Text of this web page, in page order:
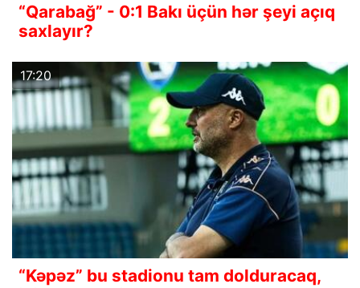
“Qarabağ” - 0:1 Bakı üçün hər şeyi açıq
saxlayır?
17:20
“Kəpəz” bu stadionu tam dolduracaq,